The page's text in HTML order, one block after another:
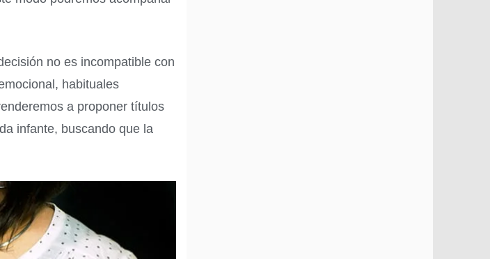
no es incompatible con
habituales
a proponer títulos
infante, buscando que la